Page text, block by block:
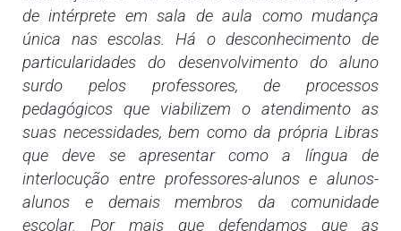
de intérprete em sala de aula como mudança
única nas escolas. Há o desconhecimento de
particularidades do desenvolvimento do aluno
surdo pelos professores, de processos
pedagógicos que viabilizem o atendimento as
suas necessidades, bem como da própria Libras
que deve se apresentar como a língua de
interlocução entre professores-alunos e alunos-
alunos e demais membros da comunidade
escolar. Por mais que defendamos que as